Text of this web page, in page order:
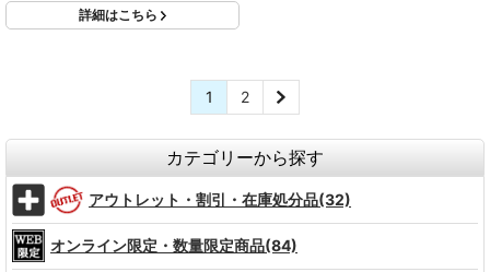
詳細はこちら
1 2
カテゴリーから探す
アウトレット・割引・在庫処分品(32)
オンライン限定・数量限定商品(84)